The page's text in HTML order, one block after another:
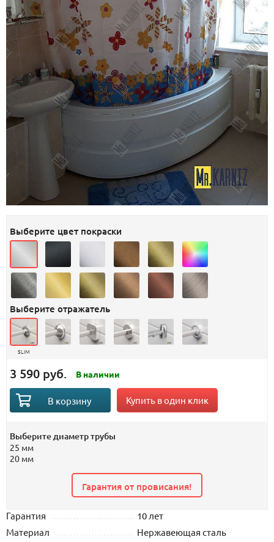
Выберите диаметр трубы
25 мм
20 мм
Гарантия от провисания!
Выберите цвет покраски
Выберите отражатель
SLIM
3 590 руб. В наличии
В корзину Купить в один клик
Гарантия
10 лет
Материал
Нержавеющая сталь